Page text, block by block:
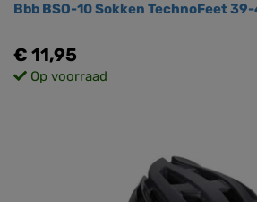
Bbb BSO-10 Sokken TechnoFeet
€ 11,95
Op voorraad